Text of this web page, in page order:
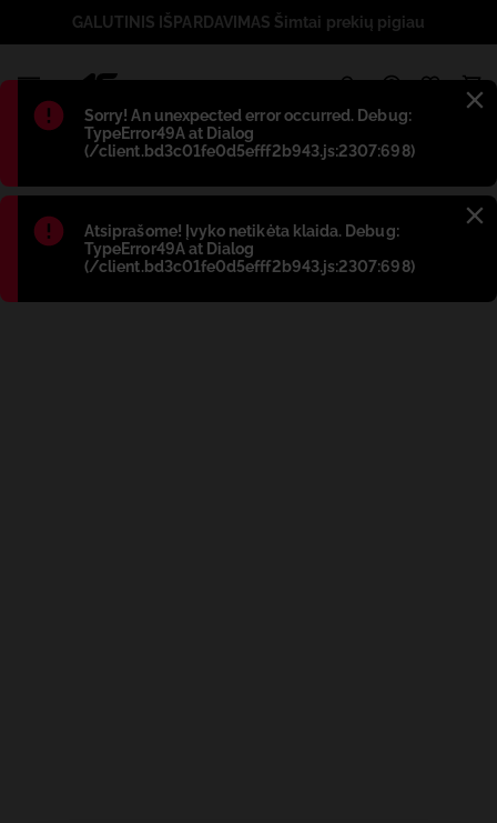
Błąd:
Sorry! An unexpected error occurred. Debug:
TypeError49A at Dialog
(/client.bd3c01fe0d5efff2b943.js:2307:698)
Błąd:
Atsiprašome! Įvyko netikėta klaida. Debug:
TypeError49A at Dialog
(/client.bd3c01fe0d5efff2b943.js:2307:698)
GALUTINIS IŠPARDAVIMAS Šimtai prekių pigiau